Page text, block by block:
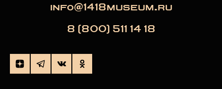
info@1418museum.ru
8 (800) 511 14 18